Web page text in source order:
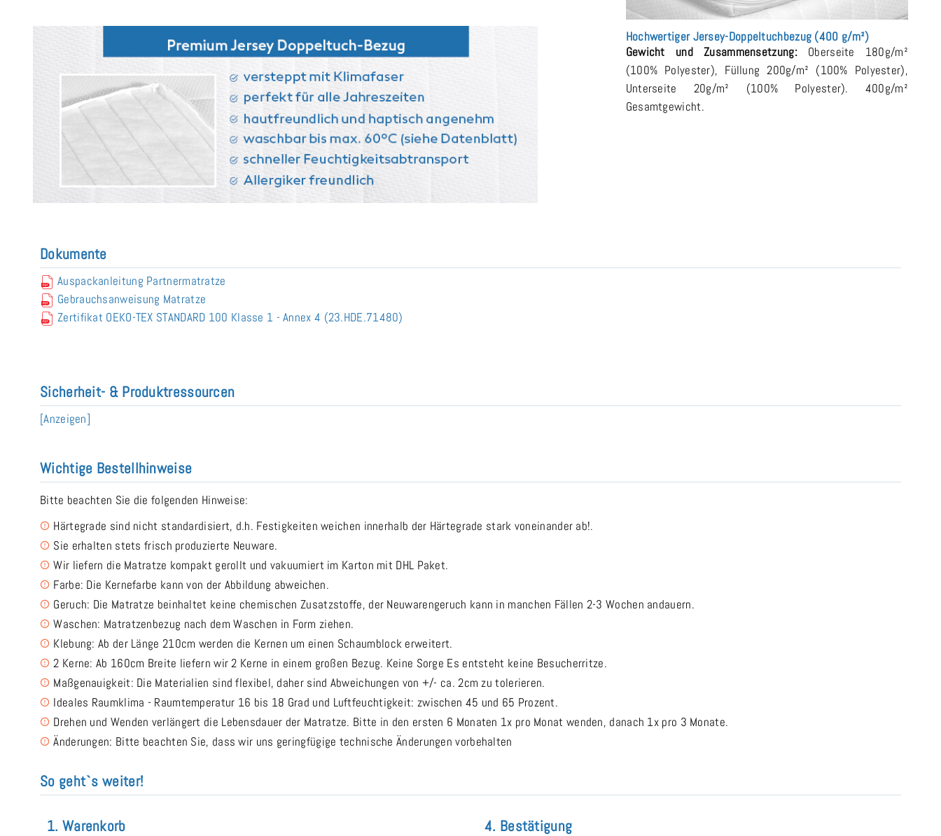
Hochwertiger Jersey-Doppeltuchbezug (400 g/m²)
Gewicht und Zusammensetzung:Oberseite 180g/m²
(100% Polyester), Füllung 200g/m² (100% Polyester),
Unterseite 20g/m² (100% Polyester). 400g/m²
Gesamtgewicht.
Dokumente
Auspackanleitung Partnermatratze
Gebrauchsanweisung Matratze
Zertifikat OEKO-TEX STANDARD 100 Klasse 1 - Annex 4 (23.HDE.71480)
Sicherheit- & Produktressourcen
[Anzeigen]
Wichtige Bestellhinweise
Bitte beachten Sie die folgenden Hinweise:
Härtegrade sind nicht standardisiert, d.h. Festigkeiten weichen innerhalb der Härtegrade stark voneinander ab!.
Sie erhalten stets frisch produzierte Neuware.
Wir liefern die Matratze kompakt gerollt und vakuumiert im Karton mit DHL Paket.
Farbe: Die Kernefarbe kann von der Abbildung abweichen.
Geruch: Die Matratze beinhaltet keine chemischen Zusatzstoffe, der Neuwarengeruch kann in manchen Fällen 2-3 Wochen andauern.
Waschen: Matratzenbezug nach dem Waschen in Form ziehen.
Klebung: Ab der Länge 210cm werden die Kernen um einen Schaumblock erweitert.
2 Kerne: Ab 160cm Breite liefern wir 2 Kerne in einem großen Bezug. Keine Sorge Es entsteht keine Besucherritze.
Maßgenauigkeit: Die Materialien sind flexibel, daher sind Abweichungen von +/- ca. 2cm zu tolerieren.
Ideales Raumklima - Raumtemperatur 16 bis 18 Grad und Luftfeuchtigkeit: zwischen 45 und 65 Prozent.
Drehen und Wenden verlängert die Lebensdauer der Matratze. Bitte in den ersten 6 Monaten 1x pro Monat wenden, danach 1x pro 3 Monate.
Änderungen: Bitte beachten Sie, dass wir uns geringfügige technische Änderungen vorbehalten
So geht`s weiter!
1. Warenkorb 4. Bestätigung